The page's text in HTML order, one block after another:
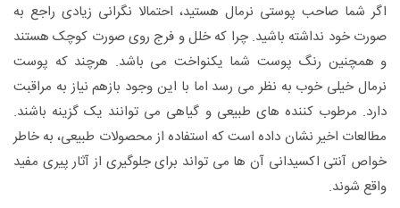
اگر شما صاحب پوستی نرمال هستید، احتمالا نگرانی زیادی راجع به
صورت خود نداشته باشید. چرا که خلل و فرج روی صورت کوچک هستند
و همچنین رنگ پوست شما یکنواخت می باشد. هرچند که پوست
نرمال خیلی خوب به نظر می رسد اما با این وجود بازهم نیاز به مراقبت
دارد. مرطوب کننده های طبیعی و گیاهی می توانند یک گزینه باشند.
مطالعات اخیر نشان داده است که استفاده از محصولات طبیعی، به خاطر
خواص آنتی اکسیدانی آن ها می تواند برای جلوگیری از آثار پیری مفید
واقع شوند.